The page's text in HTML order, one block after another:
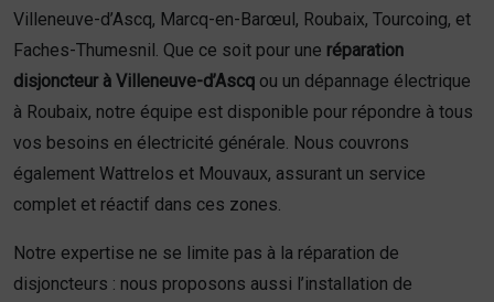
Villeneuve-d’Ascq, Marcq-en-Barœul, Roubaix, Tourcoing, et
Faches-Thumesnil. Que ce soit pour une réparation
disjoncteur à Villeneuve-d’Ascq ou un dépannage électrique
à Roubaix, notre équipe est disponible pour répondre à tous
vos besoins en électricité générale. Nous couvrons
également Wattrelos et Mouvaux, assurant un service
complet et réactif dans ces zones.
Notre expertise ne se limite pas à la réparation de
disjoncteurs : nous proposons aussi l’installation de